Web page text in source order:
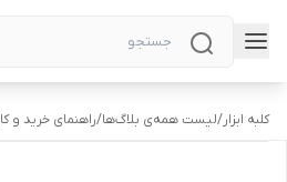
کلبه ابزار/لیست همه‌ی بلاگ‌ها/راهنمای خرید و